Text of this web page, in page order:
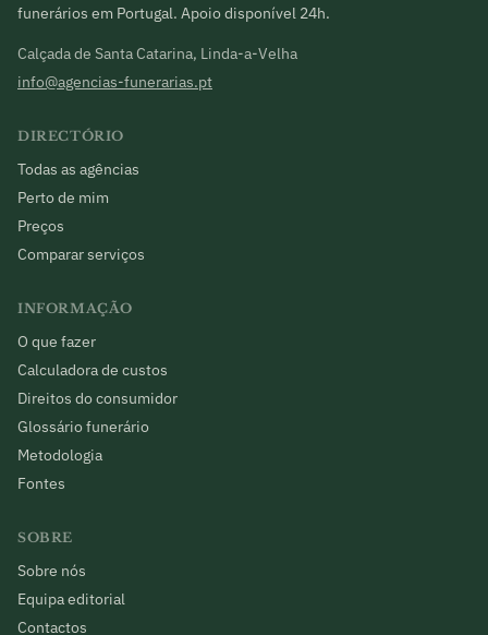
funerários em Portugal. Apoio disponível 24h.
Calçada de Santa Catarina, Linda-a-Velha
info@agencias-funerarias.pt
DIRECTÓRIO
Todas as agências
Perto de mim
Preços
Comparar serviços
INFORMAÇÃO
O que fazer
Calculadora de custos
Direitos do consumidor
Glossário funerário
Metodologia
Fontes
SOBRE
Sobre nós
Equipa editorial
Contactos